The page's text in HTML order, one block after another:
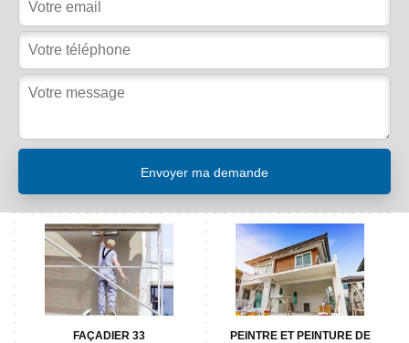
FAÇADIER 33 PEINTRE ET PEINTURE DE